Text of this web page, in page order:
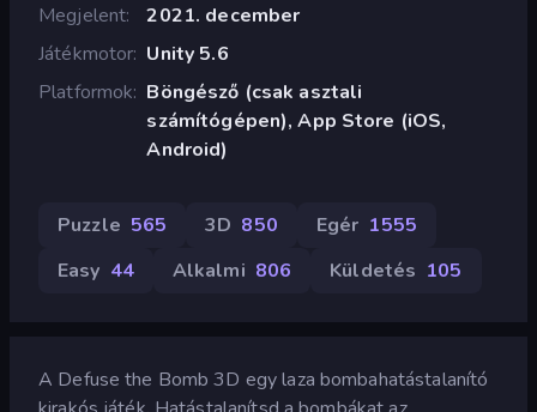
Megjelent
2021. december
Játékmotor Unity 5.6
Platformok Böngésző (csak asztali
számítógépen), App Store (iOS,
Android)
Puzzle 565 3D 850 Egér 1555
Easy 44 Alkalmi 806 Küldetés 105
A Defuse the Bomb 3D egy laza bombahatástalanító